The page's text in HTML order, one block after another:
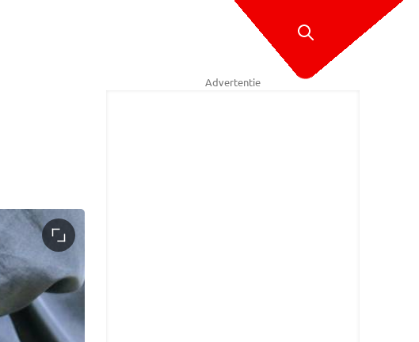
Advertentie